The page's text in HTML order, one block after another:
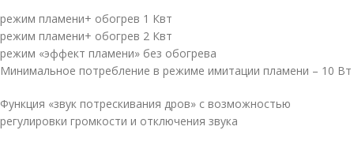
режим пламени+ обогрев 1 Квт
режим пламени+ обогрев 2 Квт
режим «эффект пламени» без обогрева
Минимальное потребление в режиме имитации пламени – 10 Вт
Функция «звук потрескивания дров» с возможностью
регулировки громкости и отключения звука